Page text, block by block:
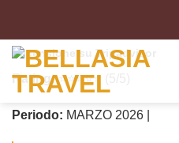
contenuti
Recensione su Tripadvisor
Rating:⭐️⭐️⭐️⭐️⭐️ (5/5)
Periodo: MARZO 2026 |